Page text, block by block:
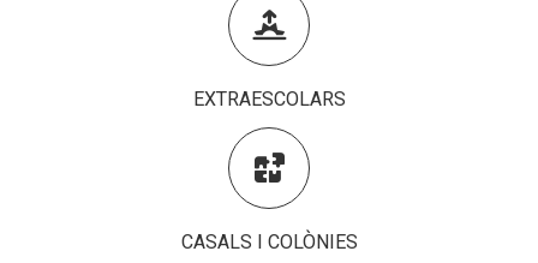

EXTRAESCOLARS

CASALS I COLÒNIES